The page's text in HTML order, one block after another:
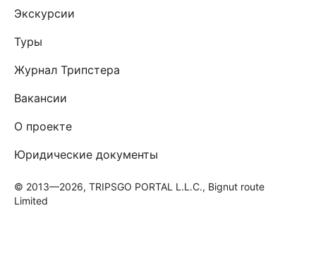
Экскурсии
Туры
Журнал Трипстера
Вакансии
О проекте
Юридические документы
© 2013—2026, TRIPSGO PORTAL L.L.C., Bignut route
Limited